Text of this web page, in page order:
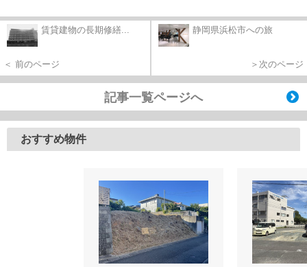
賃貸建物の長期修繕...
＜ 前のページ
静岡県浜松市への旅
＞次のページ
記事一覧ページへ
おすすめ物件